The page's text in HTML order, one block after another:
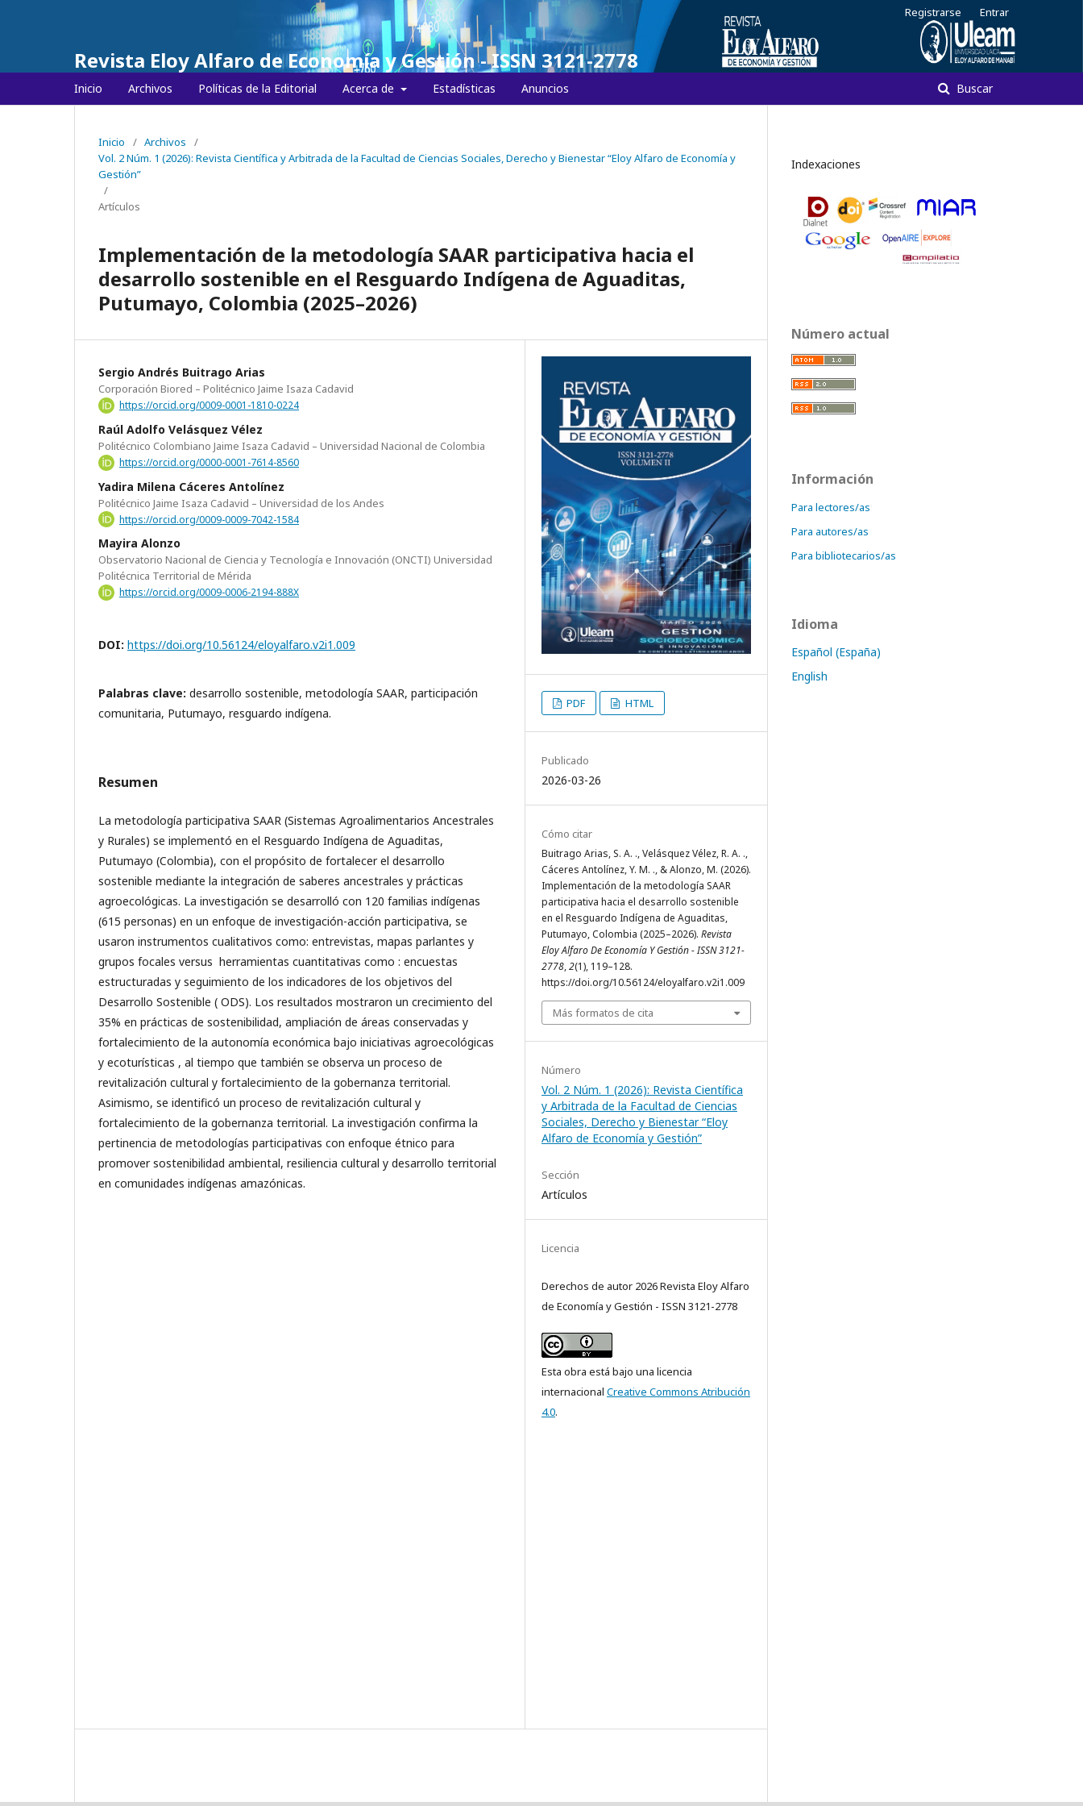
Revista Eloy Alfaro de Economía y Gestión - ISSN 3121-2778
Inicio Archivos Políticas de la Editorial Acerca de Estadísticas Anuncios Buscar
Registrarse Entrar
Inicio / Archivos
/
Vol. 2 Núm. 1 (2026): Revista Científica y Arbitrada de la Facultad de Ciencias Sociales, Derecho y Bienestar “Eloy Alfaro de Economía y
Gestión”
/
Artículos
Implementación de la metodología SAAR participativa hacia el
desarrollo sostenible en el Resguardo Indígena de Aguaditas,
Putumayo, Colombia (2025–2026)
Sergio Andrés Buitrago Arias
Corporación Biored – Politécnico Jaime Isaza Cadavid
https://orcid.org/0009-0001-1810-0224
Raúl Adolfo Velásquez Vélez
Politécnico Colombiano Jaime Isaza Cadavid – Universidad Nacional de Colombia
https://orcid.org/0000-0001-7614-8560
Yadira Milena Cáceres Antolínez
Politécnico Jaime Isaza Cadavid – Universidad de los Andes
https://orcid.org/0009-0009-7042-1584
Mayira Alonzo
Observatorio Nacional de Ciencia y Tecnología e Innovación (ONCTI) Universidad
Politécnica Territorial de Mérida
https://orcid.org/0009-0006-2194-888X
DOI: https://doi.org/10.56124/eloyalfaro.v2i1.009
Palabras clave: desarrollo sostenible, metodología SAAR, participación
comunitaria, Putumayo, resguardo indígena.
Resumen
La metodología participativa SAAR (Sistemas Agroalimentarios Ancestrales
y Rurales) se implementó en el Resguardo Indígena de Aguaditas,
Putumayo (Colombia), con el propósito de fortalecer el desarrollo
sostenible mediante la integración de saberes ancestrales y prácticas
agroecológicas. La investigación se desarrolló con 120 familias indígenas
(615 personas) en un enfoque de investigación-acción participativa, se
usaron instrumentos cualitativos como: entrevistas, mapas parlantes y
grupos focales versus herramientas cuantitativas como : encuestas
estructuradas y seguimiento de los indicadores de los objetivos del
Desarrollo Sostenible ( ODS). Los resultados mostraron un crecimiento del
35% en prácticas de sostenibilidad, ampliación de áreas conservadas y
fortalecimiento de la autonomía económica bajo iniciativas agroecológicas
y ecoturísticas , al tiempo que también se observa un proceso de
revitalización cultural y fortalecimiento de la gobernanza territorial.
Asimismo, se identificó un proceso de revitalización cultural y
fortalecimiento de la gobernanza territorial. La investigación confirma la
pertinencia de metodologías participativas con enfoque étnico para
promover sostenibilidad ambiental, resiliencia cultural y desarrollo territorial
en comunidades indígenas amazónicas.
PDF HTML
Publicado
2026-03-26
Cómo citar
Buitrago Arias, S. A. ., Velásquez Vélez, R. A. .,
Cáceres Antolínez, Y. M. ., & Alonzo, M. (2026).
Implementación de la metodología SAAR
participativa hacia el desarrollo sostenible
en el Resguardo Indígena de Aguaditas,
Putumayo, Colombia (2025–2026). Revista
Eloy Alfaro De Economía Y Gestión - ISSN 3121-
2778,2(1), 119–128.
https://doi.org/10.56124/eloyalfaro.v2i1.009
Más formatos de cita
Número
Vol. 2 Núm. 1 (2026): Revista Científica
y Arbitrada de la Facultad de Ciencias
Sociales, Derecho y Bienestar “Eloy
Alfaro de Economía y Gestión”
Sección
Artículos
Licencia
Derechos de autor 2026 Revista Eloy Alfaro
de Economía y Gestión - ISSN 3121-2778
Esta obra está bajo una licencia
internacional Creative Commons Atribución
4.0.
Indexaciones
Número actual
Información
Para lectores/as
Para autores/as
Para bibliotecarios/as
Idioma
Español (España)
English